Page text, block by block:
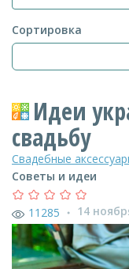
Сортировка
Идеи
свадьбу
Свадебные
Советы и идеи
11285 ● 14